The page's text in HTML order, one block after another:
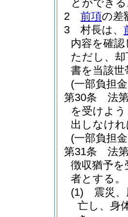
とができ
2
前項の差
3
村長は、
内容を確認
ただし、
書を当該
(一部負担
第30条
法
を受けよ
出しなけ
(一部負担
第31条
法
徴収猶予
者とする。
(1)
震災
亡し、身